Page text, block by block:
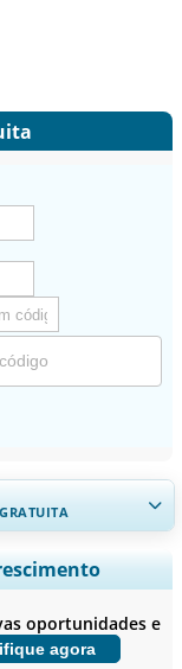
de segmentos,
e insights sobre o
oportunidades e
agora